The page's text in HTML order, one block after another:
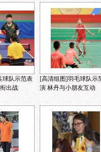
球队示范表
出战
[高清组图]羽毛球队示
演 林丹与小朋友互动